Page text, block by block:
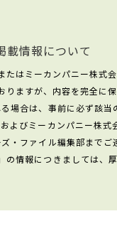
載情報について
はミーカンパニー株式
ますが、内容を完全に
場合は、事前に必ず該当
よびミーカンパニー株式
・ファイル編集部までご
情報につきましては、